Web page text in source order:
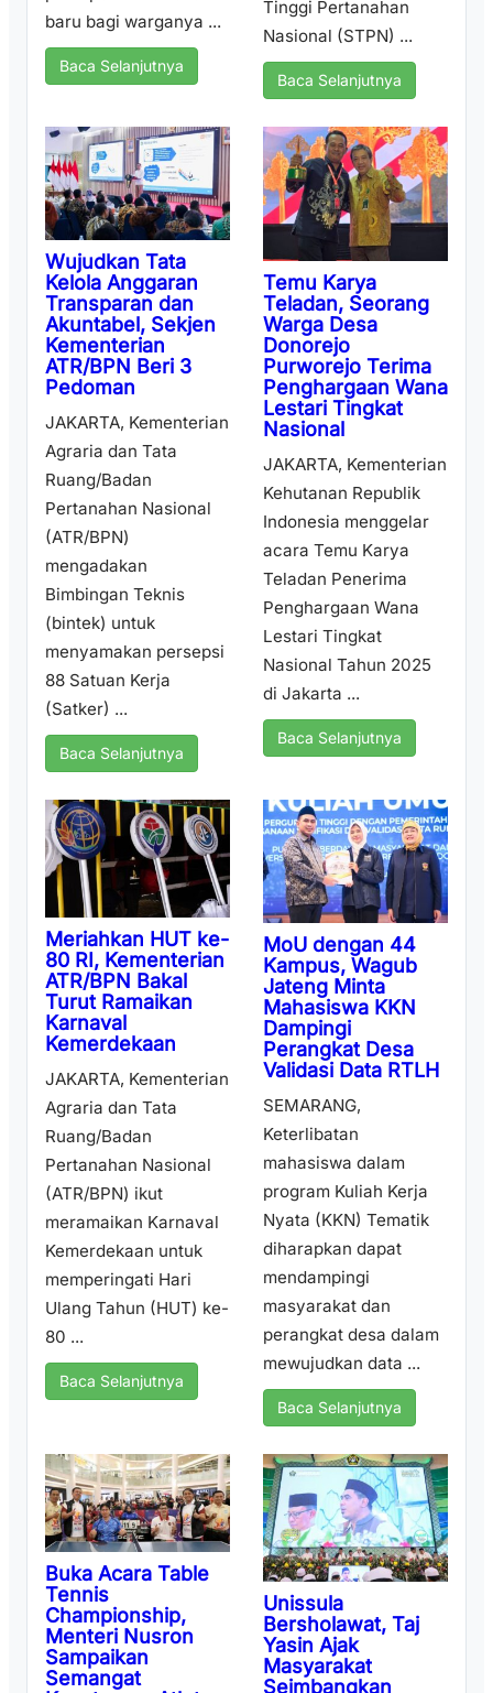
baru bagi warganya ...
Baca Selanjutnya
Tinggi Pertanahan
Nasional (STPN) ...
Baca Selanjutnya
Wujudkan Tata
Kelola Anggaran
Transparan dan
Akuntabel, Sekjen
Kementerian
ATR/BPN Beri 3
Pedoman
JAKARTA, Kementerian
Agraria dan Tata
Ruang/Badan
Pertanahan Nasional
(ATR/BPN)
mengadakan
Bimbingan Teknis
(bintek) untuk
menyamakan persepsi
88 Satuan Kerja
(Satker) ...
Baca Selanjutnya
Temu Karya
Teladan, Seorang
Warga Desa
Donorejo
Purworejo Terima
Penghargaan Wana
Lestari Tingkat
Nasional
JAKARTA, Kementerian
Kehutanan Republik
Indonesia menggelar
acara Temu Karya
Teladan Penerima
Penghargaan Wana
Lestari Tingkat
Nasional Tahun 2025
di Jakarta ...
Baca Selanjutnya
Meriahkan HUT ke-
80 RI, Kementerian
ATR/BPN Bakal
Turut Ramaikan
Karnaval
Kemerdekaan
JAKARTA, Kementerian
Agraria dan Tata
Ruang/Badan
Pertanahan Nasional
(ATR/BPN) ikut
meramaikan Karnaval
Kemerdekaan untuk
memperingati Hari
Ulang Tahun (HUT) ke-
80 ...
Baca Selanjutnya
MoU dengan 44
Kampus, Wagub
Jateng Minta
Mahasiswa KKN
Dampingi
Perangkat Desa
Validasi Data RTLH
SEMARANG,
Keterlibatan
mahasiswa dalam
program Kuliah Kerja
Nyata (KKN) Tematik
diharapkan dapat
mendampingi
masyarakat dan
perangkat desa dalam
mewujudkan data ...
Baca Selanjutnya
Buka Acara Table
Tennis
Championship,
Menteri Nusron
Sampaikan
Semangat
Unissula
Bersholawat, Taj
Yasin Ajak
Masyarakat
Seimbangkan